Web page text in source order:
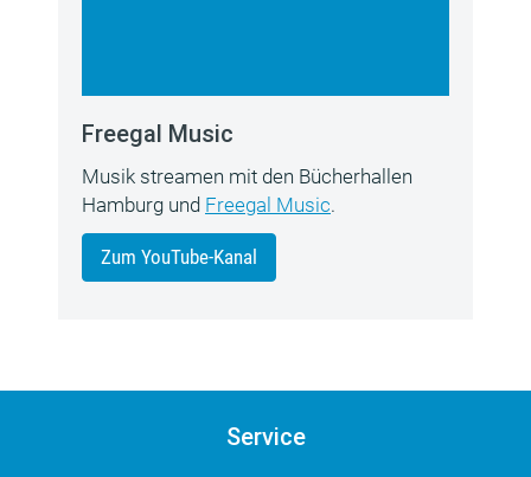
Freegal Music
Musik streamen mit den Bücherhallen
Hamburg und Freegal Music.
Zum YouTube-Kanal
Service